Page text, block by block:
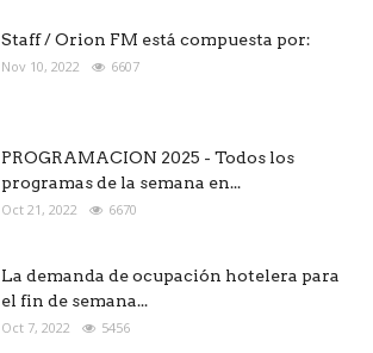
Staff / Orion FM está compuesta por:
Nov 10, 2022 6607
PROGRAMACION 2025 - Todos los
programas de la semana en...
Oct 21, 2022 6670
La demanda de ocupación hotelera para
el fin de semana...
Oct 7, 2022 5456